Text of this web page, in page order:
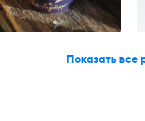
Показать все